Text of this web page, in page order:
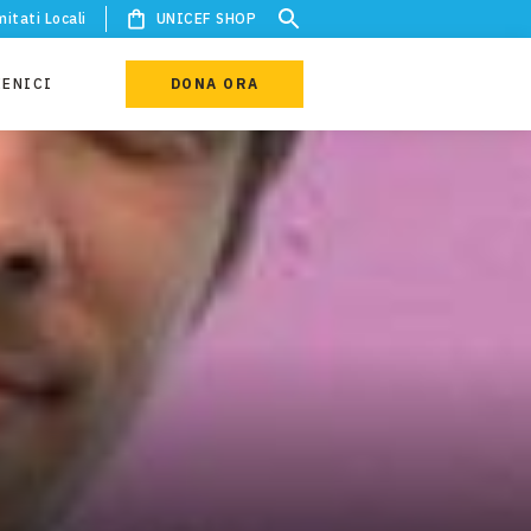
Locali UNICEF SHOP
DONA ORA